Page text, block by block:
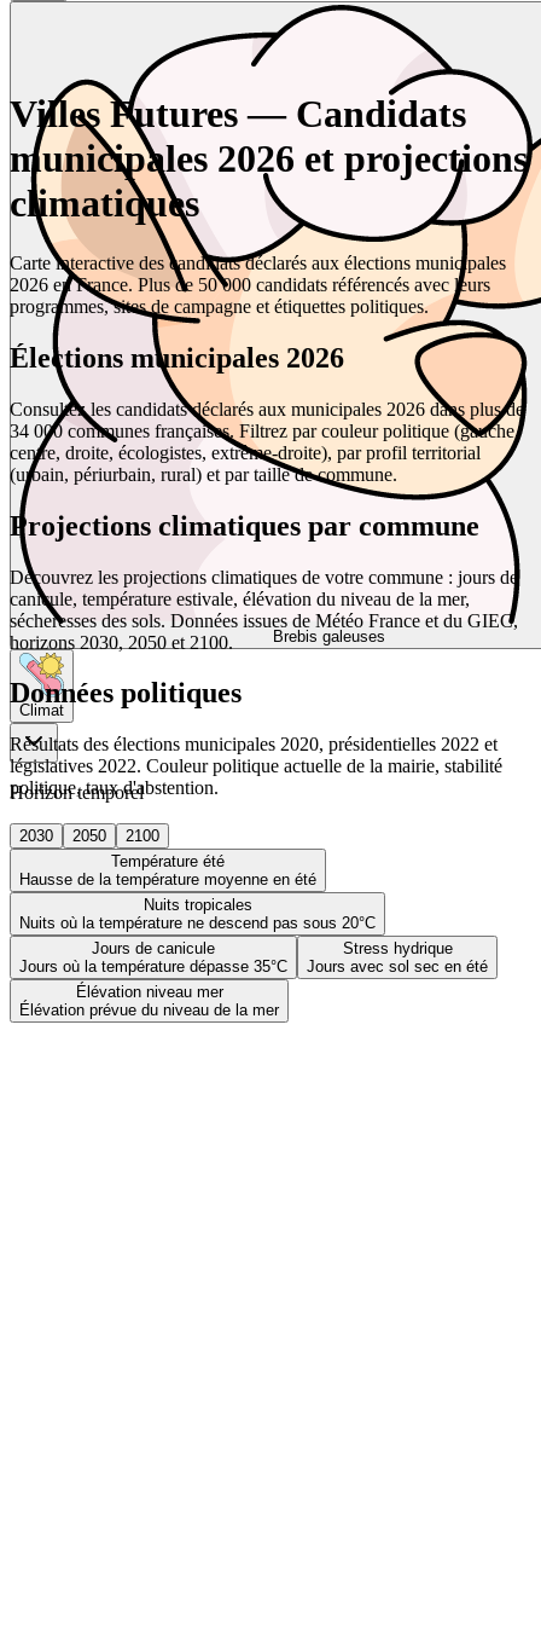
Brebis galeuses
Climat
Horizon temporel
2030 2050
2100
Température été
Hausse de la température moyenne en été
Nuits tropicales
Nuits où la température ne descend pas sous 20°C
Jours de canicule
Jours où la température dépasse 35°C
Stress hydrique
Jours avec sol sec en été
Élévation niveau mer
Élévation prévue du niveau de la mer
Villes Futures — Candidats
municipales 2026 et projections
climatiques
Carte interactive des candidats déclarés aux élections municipales
2026 en France. Plus de 50 000 candidats référencés avec leurs
programmes, sites de campagne et étiquettes politiques.
Élections municipales 2026
Consultez les candidats déclarés aux municipales 2026 dans plus de
34 000 communes françaises. Filtrez par couleur politique (gauche,
centre, droite, écologistes, extrême-droite), par profil territorial
(urbain, périurbain, rural) et par taille de commune.
Projections climatiques par commune
Découvrez les projections climatiques de votre commune : jours de
canicule, température estivale, élévation du niveau de la mer,
sécheresses des sols. Données issues de Météo France et du GIEC,
horizons 2030, 2050 et 2100.
Données politiques
Résultats des élections municipales 2020, présidentielles 2022 et
législatives 2022. Couleur politique actuelle de la mairie, stabilité
politique, taux d'abstention.